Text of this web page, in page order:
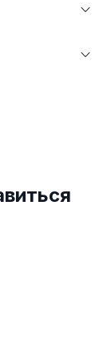
и жакеты